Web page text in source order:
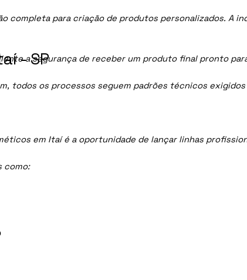
completa para criação de produtos personalizados. A
a segurança de receber um produto final pronto
todos os processos seguem padrões técnicos
em Itaí é a oportunidade de lançar linhas
como:
- SP